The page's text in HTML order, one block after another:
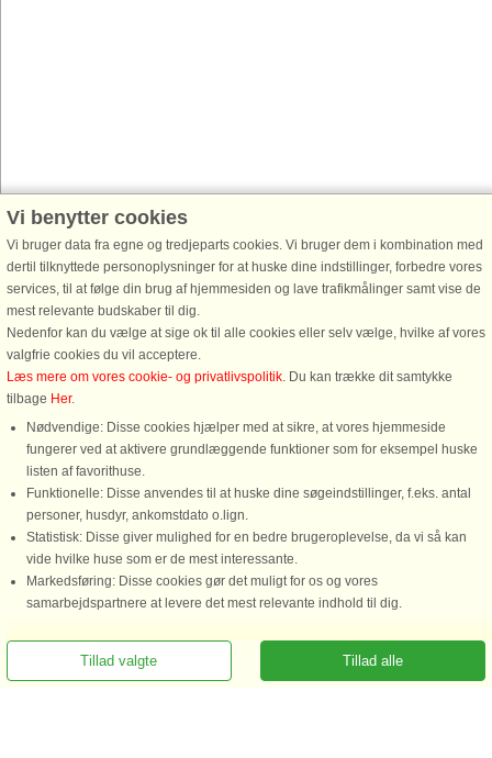
Ring for at bestille
Vi benytter cookies
Vi bruger data fra egne og tredjeparts cookies. Vi bruger dem i kombination med
dertil tilknyttede personoplysninger for at huske dine indstillinger, forbedre vores
services, til at følge din brug af hjemmesiden og lave trafikmålinger samt vise de
mest relevante budskaber til dig.
Nedenfor kan du vælge at sige ok til alle cookies eller selv vælge, hvilke af vores
valgfrie cookies du vil acceptere.
Læs mere om vores cookie- og privatlivspolitik. Du kan trække dit samtykke
tilbage Her.
Nødvendige: Disse cookies hjælper med at sikre, at vores hjemmeside
fungerer ved at aktivere grundlæggende funktioner som for eksempel huske
listen af favorithuse.
Funktionelle: Disse anvendes til at huske dine søgeindstillinger, f.eks. antal
personer, husdyr, ankomstdato o.lign.
Statistisk: Disse giver mulighed for en bedre brugeroplevelse, da vi så kan
vide hvilke huse som er de mest interessante.
Markedsføring: Disse cookies gør det muligt for os og vores
samarbejdspartnere at levere det mest relevante indhold til dig.
Tillad alle
Tillad valgte